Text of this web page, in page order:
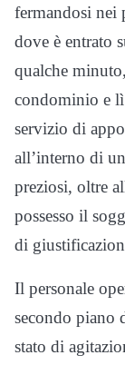
fermandosi nei
dove è entrato
qualche
condominio e lì
servizio di
all’interno di
preziosi, oltre
possesso il
di
Il personale
secondo piano
stato di